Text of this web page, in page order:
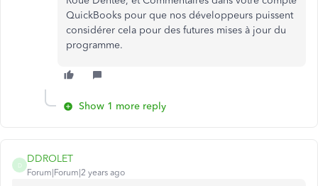
QuickBooks pour que nos développeurs puissent
considérer cela pour des futures mises à jour du
programme.
Show 1 more reply
D
DDROLET
Forum|Forum|2 years ago